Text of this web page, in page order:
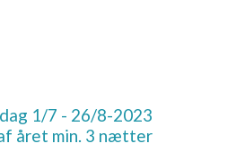
1/7 - 26/8-2023
året min. 3 nætter